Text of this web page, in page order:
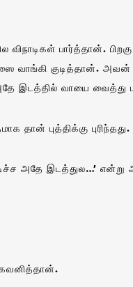
பார்த்தான்.
வாங்கி குடித்தான். அவன்
இடத்தில் வாயை வைத்து
தான் புத்திக்கு புரிந்தது.
அதே இடத்துல…’ என்று